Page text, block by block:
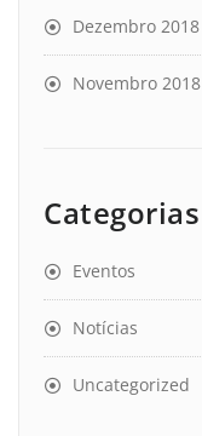
Dezembro 2018
Novembro 2018
Categorias
Eventos
Notícias
Uncategorized